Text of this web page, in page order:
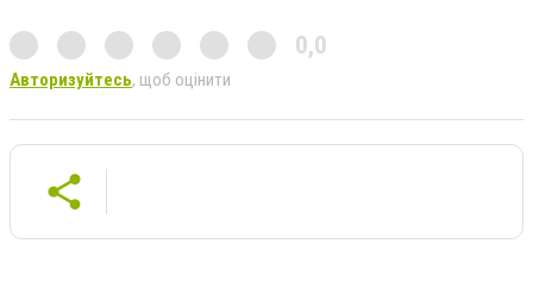
0,0
Авторизуйтесь, щоб оцінити